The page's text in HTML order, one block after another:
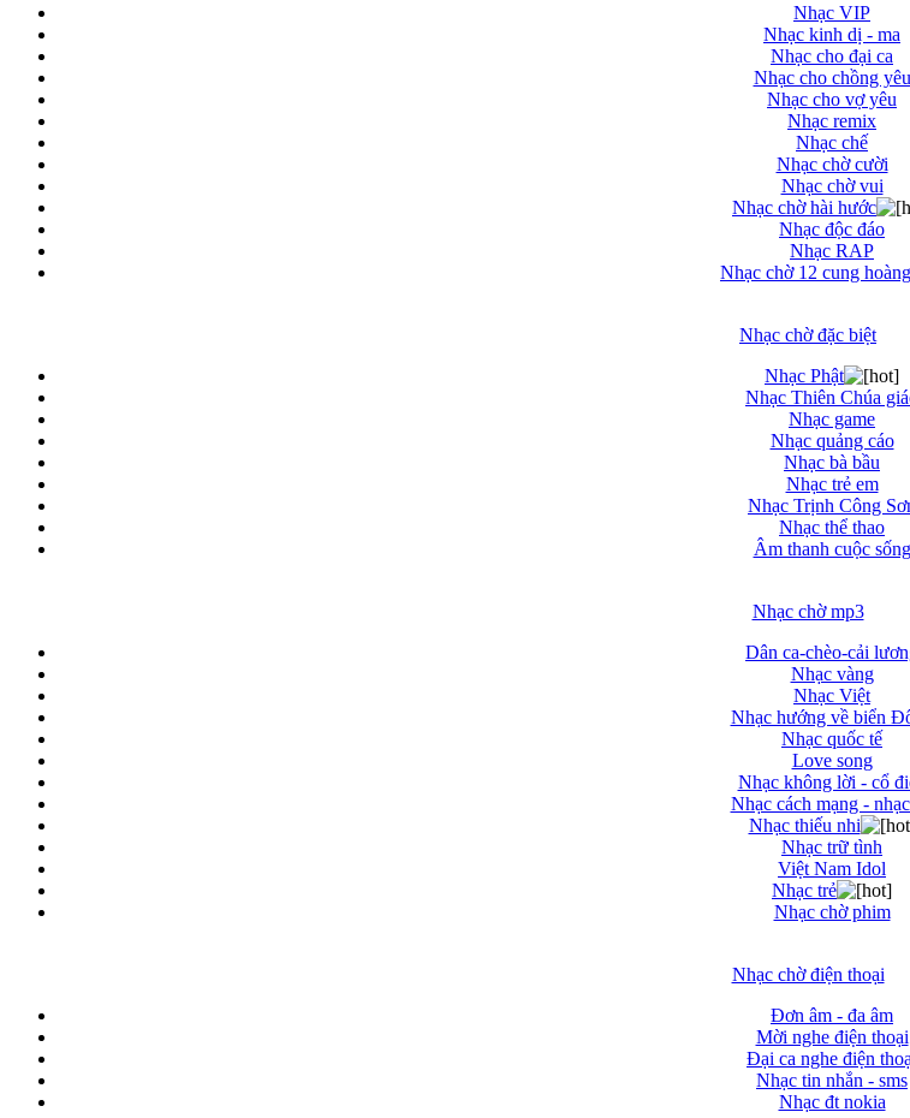
Nhạc VIP
Nhạc kinh dị - ma
Nhạc cho đại ca
Nhạc cho chồng yêu
Nhạc cho vợ yêu
Nhạc remix
Nhạc chế
Nhạc chờ cười
Nhạc chờ vui
Nhạc chờ hài hước
Nhạc độc đáo
Nhạc RAP
Nhạc chờ 12 cung
Nhạc chờ đặc biệt
Nhạc Phật
Nhạc Thiên Chúa
Nhạc game
Nhạc quảng cáo
Nhạc bà bầu
Nhạc trẻ em
Nhạc Trịnh Công
Nhạc thể thao
Âm thanh cuộc sống
Nhạc chờ mp3
Dân ca-chèo-cải
Nhạc vàng
Nhạc Việt
Nhạc hướng về biển
Nhạc quốc tế
Love song
Nhạc không lời - cổ
Nhạc cách mạng -
Nhạc thiếu nhi
Nhạc trữ tình
Việt Nam Idol
Nhạc trẻ
Nhạc chờ phim
Nhạc chờ điện thoại
Đơn âm - đa âm
Mời nghe điện thoại
Đại ca nghe điện
Nhạc tin nhắn - sms
Nhạc đt nokia